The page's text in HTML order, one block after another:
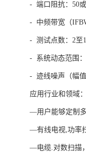
- 端口阻抗：50
- 中频带宽（
- 测试点数：2至
- 系统动态范围：
- 迹线噪声（幅值
应用行业和领域：
—用户能够定制
—有线电视,功率
—电缆.对数扫描